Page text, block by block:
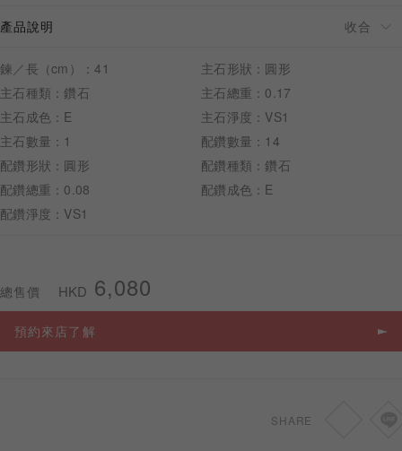
預約來店
產品說明
鍊／長（cm）：41
主石形狀：圓形
主石種類：鑽石
主石總重：0.17
主石成色：E
主石淨度：VS1
主石數量：1
配鑽數量：14
配鑽形狀：圓形
配鑽種類：鑽石
配鑽總重：0.08
配鑽成色：E
配鑽淨度：VS1
總售價 HKD 6,080
預約來店了解
SHARE